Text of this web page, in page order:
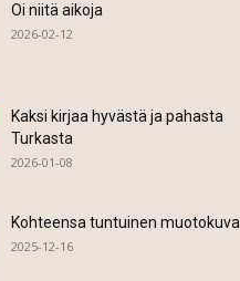
Oi niitä aikoja
2026-02-12
Kaksi kirjaa hyvästä ja pahasta
Turkasta
2026-01-08
Kohteensa tuntuinen muotokuva
2025-12-16